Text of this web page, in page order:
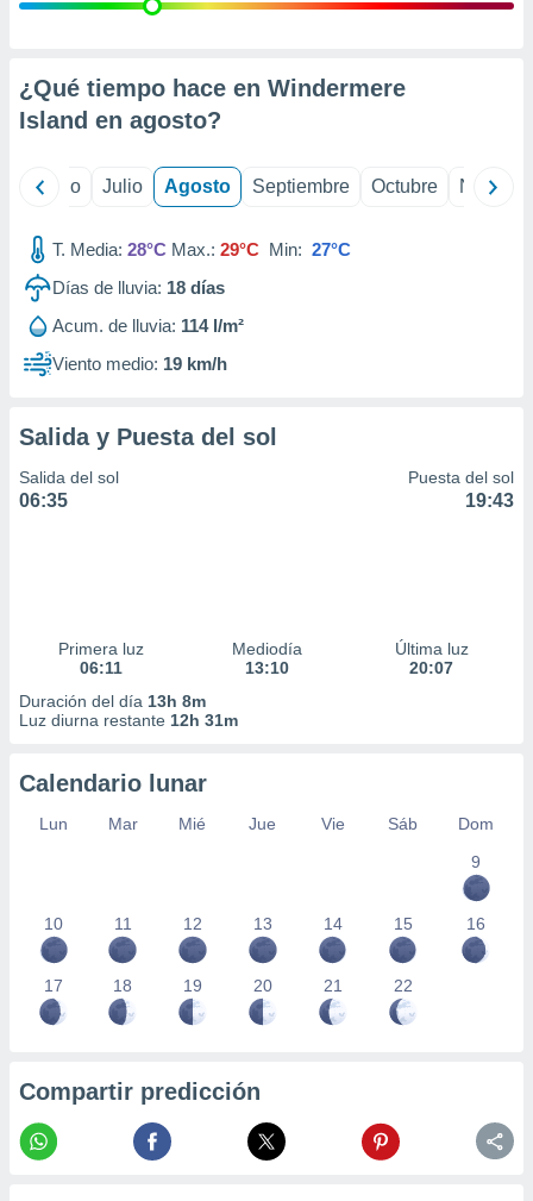
e
mediante
de
1199
¿Qué tiempo hace en Windermere
Island en agosto?
Junio Julio Agosto Septiembre Octubre
T. Media: 28°C Max.: 29°C Min: 27°C
Días de lluvia: 18 días
Acum. de lluvia: 114 l/m²
Viento medio: 19 km/h
Salida y Puesta del sol
Salida del sol
06:35
Puesta del sol
19:43
Primera luz
06:11
Mediodía
13:10
Última luz
20:07
Duración del día 13h 8m
Luz diurna restante 12h 31m
Calendario lunar
Lun Mar Mié Jue Vie Sáb
Dom
9
10 11 12 13 14 15 16
17 18 19 20 21 22
Compartir predicción